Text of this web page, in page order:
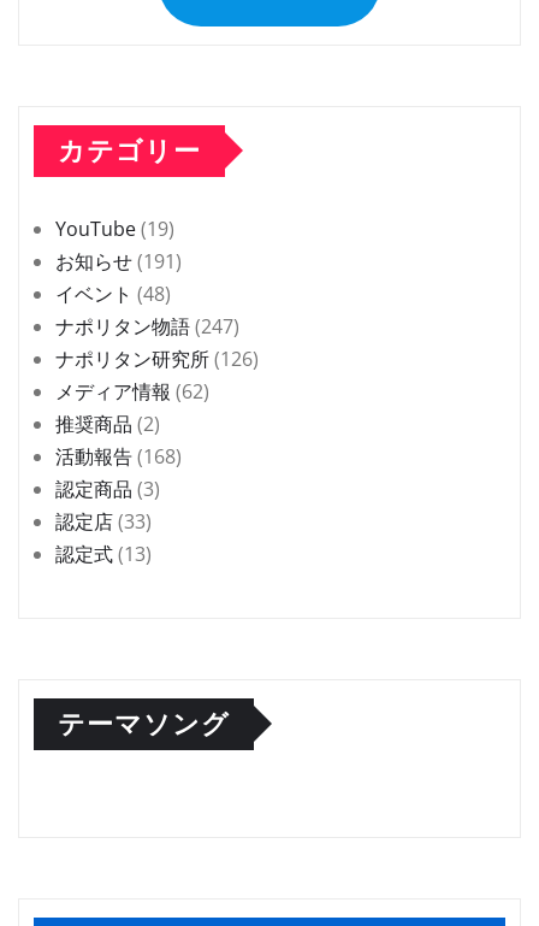
カテゴリー
YouTube(19)
お知らせ(191)
イベント (48)
ナポリタン物語(247)
ナポリタン研究所(126)
メディア情報 (62)
推奨商品 (2)
活動報告(168)
認定商品 (3)
認定店(33)
認定式(13)
テーマソング